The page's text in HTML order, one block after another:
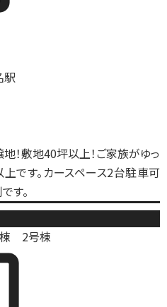
駅
！敷地40坪以上！ご家族がゆっ
です。カースペース2台駐車可
す。
2号棟